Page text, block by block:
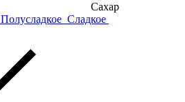
Сахар
Полусладкое Сладкое